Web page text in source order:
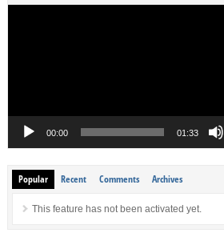
00:00 01:33
Popular Recent Comments Archives
This feature has not been activated yet.